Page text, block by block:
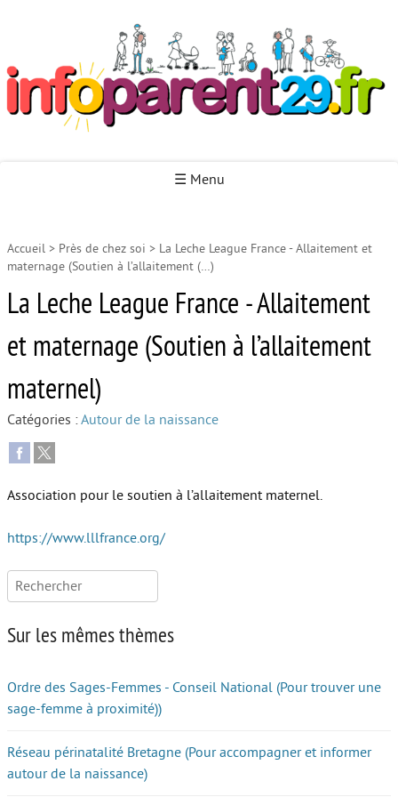
☰ Menu
Accueil
Autour de la petite enfance
Autour de l’enfance
Autour de l’école
Face au handicap
Face au deuil
Sortir en famille
Aide aux parents
Accueil > Près de chez soi > La Leche League France - Allaitement et
maternage (Soutien à l’allaitement (…)
La Leche League France - Allaitement
et maternage (Soutien à l’allaitement
maternel)
Catégories :Autour de la naissance
Association pour le soutien à l’allaitement maternel.
https://www.lllfrance.org/
Rechercher :
Sur les mêmes thèmes
Ordre des Sages-Femmes - Conseil National (Pour trouver une
sage-femme à proximité))
Réseau périnatalité Bretagne (Pour accompagner et informer
autour de la naissance)